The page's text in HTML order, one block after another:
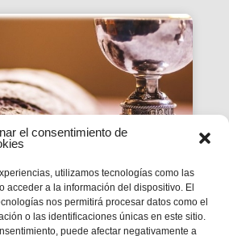
el consentimiento de
utilizamos tecnologías como las
acceder a la información del dispositivo. El
nos permitirá procesar datos como el
o las identificaciones únicas en este sitio.
puede afectar negativamente a
LA PARAULA|